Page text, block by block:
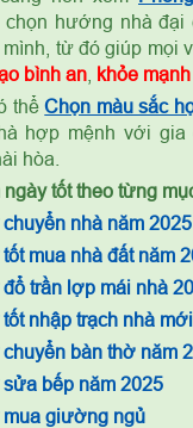
hướng nhà đại
từ đó giúp mọi
bình an khỏe mạnh
thểChọn màu sắc
hợp mệnh với gia
hòa.
ngày tốt theo từng
nhà năm 2025
mua nhà đất năm
trần lợp mái nhà
nhập trạch nhà
bàn thờ năm
bếp năm 2025
mua giường ngủ